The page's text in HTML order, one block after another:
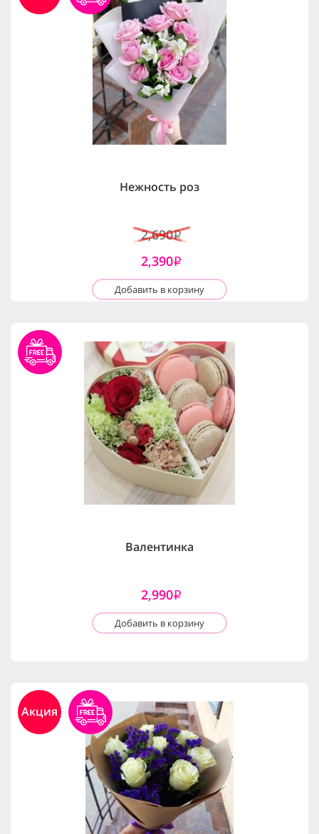
Нежность роз
2,690i
2,390i
Добавить в корзину
Валентинка
2,990i
Добавить в корзину
Акция